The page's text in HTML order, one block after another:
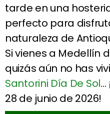
tarde en una
perfecto para
naturaleza de
Si vienes a Medellín
quizás aún no has
Santorini Día De Sol…
28 de junio de 2026!